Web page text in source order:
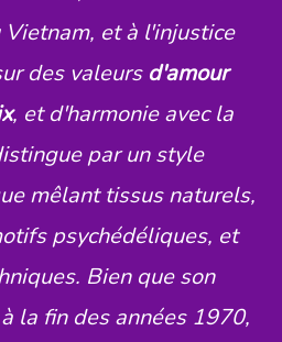
et à l'injustice
des valeurs d'amour
, et d'harmonie avec la
par un style
mêlant tissus naturels,
psychédéliques, et
Bien que son
la fin des années 1970,